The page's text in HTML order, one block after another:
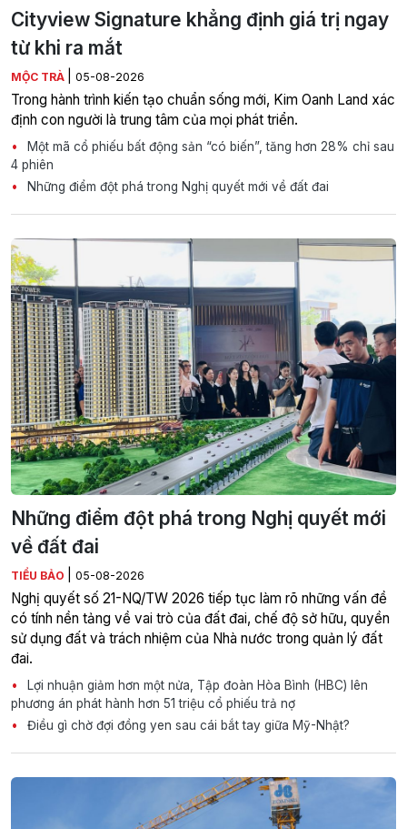
Cityview Signature khẳng định giá trị ngay
từ khi ra mắt
MỘC TRÀ 05-08-2026
Trong hành trình kiến tạo chuẩn sống mới, Kim Oanh Land xác
định con người là trung tâm của mọi phát triển.
Một mã cổ phiếu bất động sản “có biến”, tăng hơn 28% chỉ sau
4 phiên
Những điểm đột phá trong Nghị quyết mới về đất đai
Những điểm đột phá trong Nghị quyết mới
về đất đai
TIỂU BẢO 05-08-2026
Nghị quyết số 21-NQ/TW 2026 tiếp tục làm rõ những vấn đề
có tính nền tảng về vai trò của đất đai, chế độ sở hữu, quyền
sử dụng đất và trách nhiệm của Nhà nước trong quản lý đất
đai.
Lợi nhuận giảm hơn một nửa, Tập đoàn Hòa Bình (HBC) lên
phương án phát hành hơn 51 triệu cổ phiếu trả nợ
Điều gì chờ đợi đồng yen sau cái bắt tay giữa Mỹ-Nhật?